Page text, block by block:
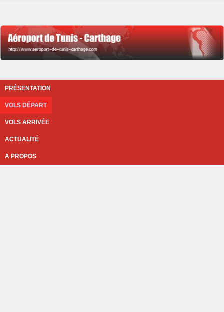
PRÉSENTATION
VOLS DÉPART
VOLS ARRIVÉE
ACTUALITÉ
A PROPOS